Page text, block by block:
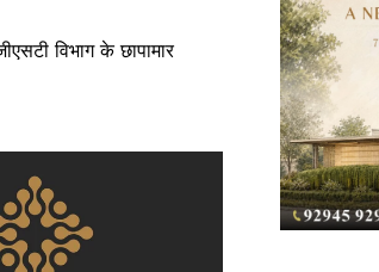
विभाग के छापामार